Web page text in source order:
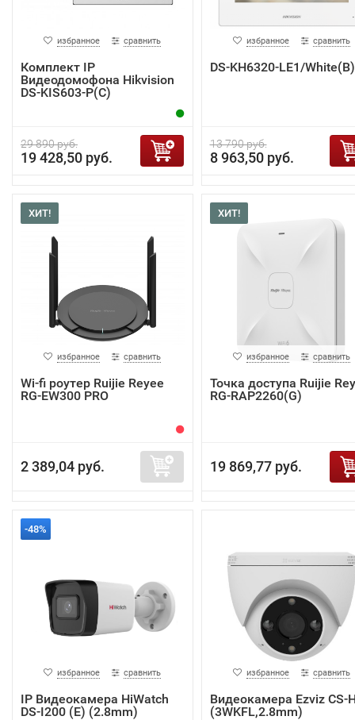
избранное сравнить
Комплект IP
Видеодомофона Hikvision
DS-KIS603-P(C)
29 890 руб.
19 428,50 руб.
избранное сравнить
DS-KH6320-LE1/White(B)
13 790 руб.
8 963,50 руб.
ХИТ!
избранное сравнить
Wi-fi роутер Ruijie Reyee
RG-EW300 PRO
2 389,04 руб.
ХИТ!
избранное сравнить
Точка доступа Ruijie
RG-RAP2260(G)
19 869,77 руб.
-48%
избранное сравнить
IP Видеокамера HiWatch
DS-I200 (E) (2.8mm)
избранное сравнить
Видеокамера Ezviz CS-
(3WKFL,2.8mm)